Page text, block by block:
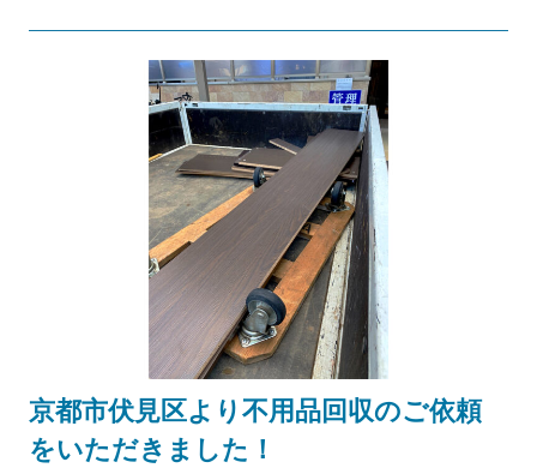
京都市伏見区より不用品回収のご依頼
をいただきました！